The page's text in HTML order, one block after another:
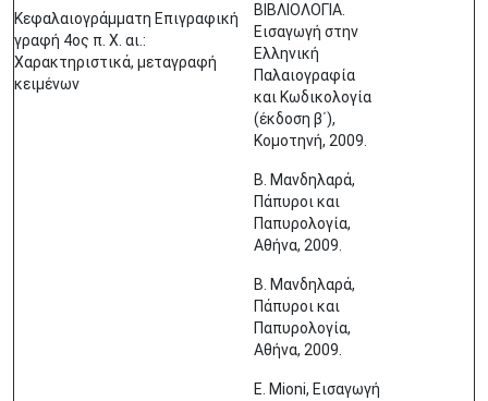
Κεφαλαιογράμματη Επιγραφική
γραφή 4ος π. Χ. αι.:
Χαρακτηριστικά, μεταγραφή
κειμένων
ΒΙΒΛΙΟΛΟΓΙΑ.
Εισαγωγή στην
Ελληνική
Παλαιογραφία
και Κωδικολογία
(έκδοση β΄),
Κομοτηνή, 2009.
Β. Μανδηλαρά,
Πάπυροι και
Παπυρολογία,
Αθήνα, 2009.
Β. Μανδηλαρά,
Πάπυροι και
Παπυρολογία,
Αθήνα, 2009.
E. Mioni, Εισαγωγή